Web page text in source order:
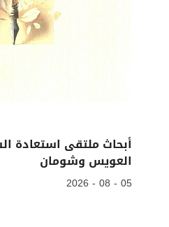
أبحاث ملتقى استعادة
العويس وشومان
05 - 08 - 2026